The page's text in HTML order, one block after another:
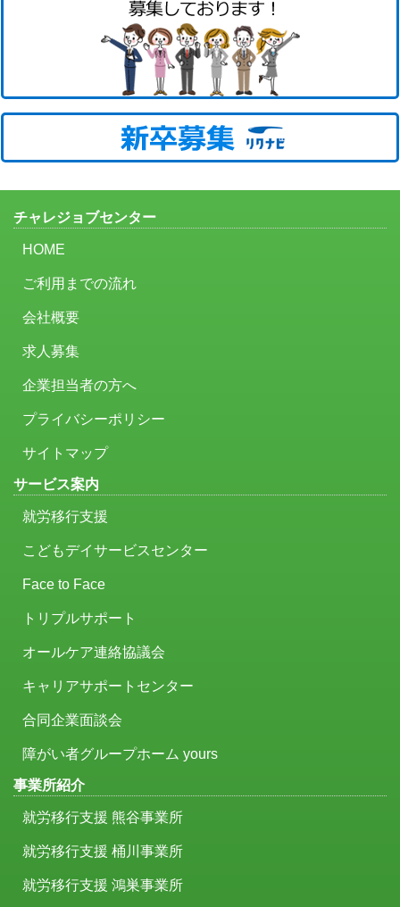
チャレジョブセンター
HOME
ご利用までの流れ
会社概要
求人募集
企業担当者の方へ
プライバシーポリシー
サイトマップ
サービス案内
就労移行支援
こどもデイサービスセンター
Face to Face
トリプルサポート
オールケア連絡協議会
キャリアサポートセンター
合同企業面談会
障がい者グループホーム yours
事業所紹介
就労移行支援 熊谷事業所
就労移行支援 桶川事業所
就労移行支援 鴻巣事業所